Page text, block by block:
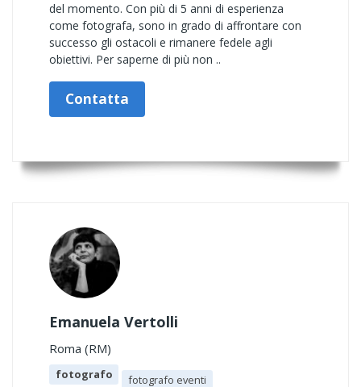
del momento. Con più di 5 anni di esperienza
come fotografa, sono in grado di affrontare con
successo gli ostacoli e rimanere fedele agli
obiettivi. Per saperne di più non ..
Contatta
Emanuela Vertolli
Roma (RM)
fotografo fotografo eventi